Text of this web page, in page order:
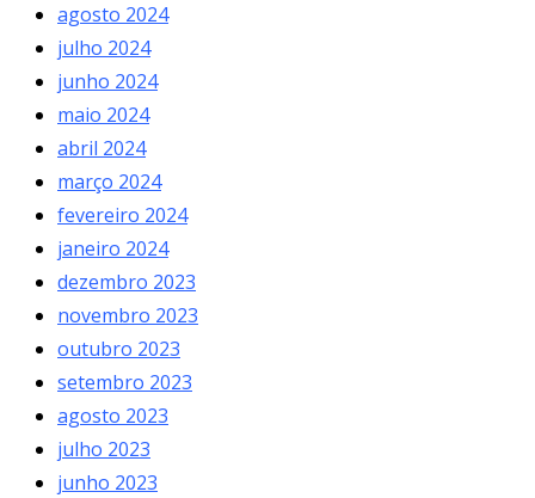
agosto 2024
julho 2024
junho 2024
maio 2024
abril 2024
março 2024
fevereiro 2024
janeiro 2024
dezembro 2023
novembro 2023
outubro 2023
setembro 2023
agosto 2023
julho 2023
junho 2023